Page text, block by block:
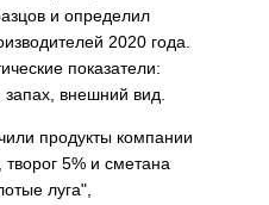
и определил
2020 года.
показатели:
запах, внешний вид.
продукты компании
5% и сметана
луга",